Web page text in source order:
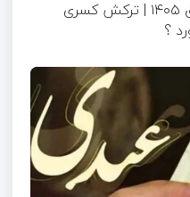
پیش بینی میزان افزایش حقوق ۱۴۰۵ | ترکش کسری
؟